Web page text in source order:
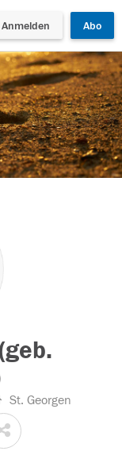
Anmelden Abo
St. Georgen